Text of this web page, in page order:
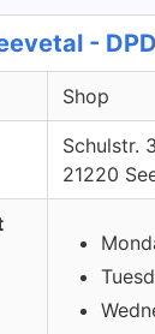
-
Shop
Schulstr.
21220